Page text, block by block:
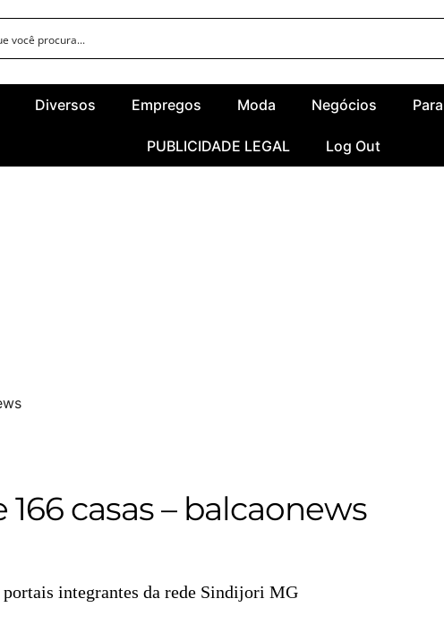
Diversos Empregos Moda Negócios
PUBLICIDADE LEGAL Log Out
casas – balcaonews
integrantes da rede Sindijori MG